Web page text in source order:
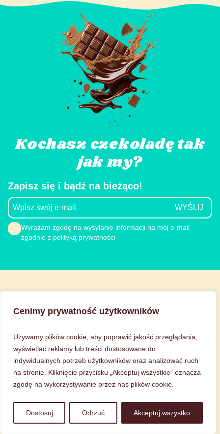
Cenimy prywatność użytkowników
Używamy plików cookie, aby poprawić jakość przeglądania,
wyświetlać reklamy lub treści dostosowane do
indywidualnych potrzeb użytkowników oraz analizować ruch
na stronie. Kliknięcie przycisku „Akceptuj wszystkie” oznacza
zgodę na wykorzystywanie przez nas plików cookie.
Dostosuj Odrzuć Akceptuj wszystko
Kochasz czekoladę tak
jak my?
Zapisz się i bądź na bieżąco!
Wyrażam zgodę na wysyłanie informacji na mój e-mail
zgodnie z polityką prywatności
O nas
Blog
Obsługa Klienta